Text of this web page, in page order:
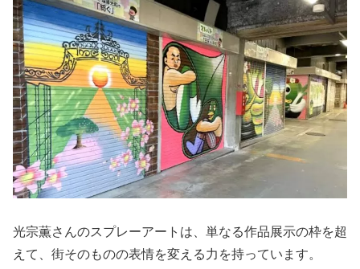
光宗薫さんのスプレーアートは、単なる作品展示の枠を超
えて、街そのものの表情を変える力を持っています。